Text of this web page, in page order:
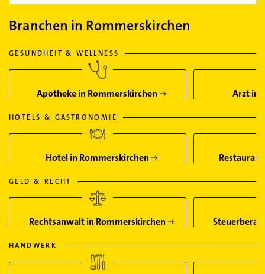
Branchen in Rommerskirchen
GESUNDHEIT & WELLNESS
Apotheke in Rommerskirchen Arzt in
HOTELS & GASTRONOMIE
Hotel in Rommerskirchen
GELD & RECHT
Rechtsanwalt in Rommerskirchen
HANDWERK